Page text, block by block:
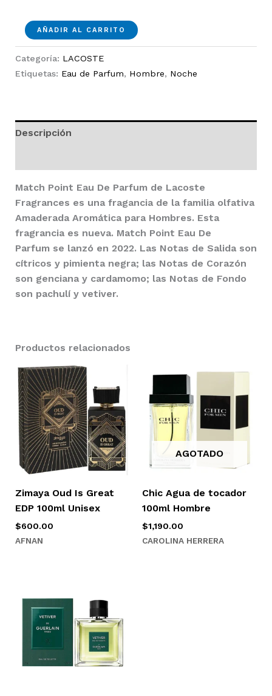
Match
Point
EDP
100ml
AÑADIR AL CARRITO
Categoría: LACOSTE
Etiquetas: Eau de Parfum, Hombre, Noche
Descripción
Match Point Eau De Parfumde Lacoste
Fragrances es una fragancia de la familia olfativa
Amaderada Aromática para Hombres. Esta
fragrancia es nueva. Match Point Eau De
Parfumse lanzó en 2022. Las Notas de Salida son
cítricos y pimienta negra; las Notas de Corazón
son genciana y cardamomo; las Notas de Fondo
son pachulí y vetiver.
Productos relacionados
Zimaya Oud Is Great
EDP 100ml Unisex
$600.00
AFNAN
AGOTADO
Chic Agua de tocador
100ml Hombre
$1,190.00
CAROLINA HERRERA